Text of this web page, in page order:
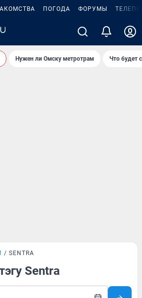
ПОГОДА ФОРУМЫ
Нужен ли Омску метротрам Что будет
SENTRA
Sentra